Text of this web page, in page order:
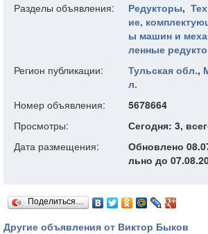
Разделы объявления: Редукторы,
ие,
ы машин и
ленные
Регион публикации:
Тульская обл.,
л.
Номер объявления:
5678664
Просмотры:
Сегодня: 3,
Дата размещения:
Обновлено
льно до
Поделиться…
Другие объявления от Виктор Быков